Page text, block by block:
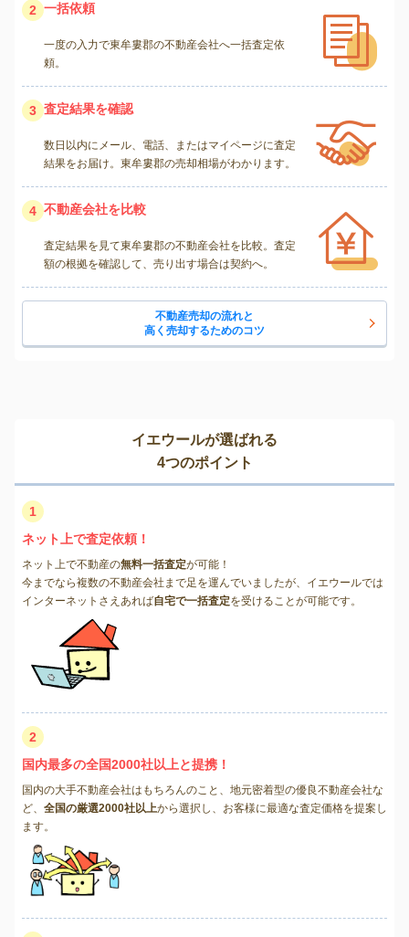
2 一括依頼
一度の入力で東牟婁郡の不動産会社へ一括査定依
頼。
3 査定結果を確認
数日以内にメール、電話、またはマイページに査定
結果をお届け。東牟婁郡の売却相場がわかります。
4 不動産会社を比較
査定結果を見て東牟婁郡の不動産会社を比較。査定
額の根拠を確認して、売り出す場合は契約へ。
不動産売却の流れと
高く売却するためのコツ
イエウールが選ばれる
4つのポイント
1
ネット上で査定依頼！
ネット上で不動産の無料一括査定が可能！
今までなら複数の不動産会社まで足を運んでいましたが、イエウールでは
インターネットさえあれば自宅で一括査定を受けることが可能です。
2
国内最多の全国2000社以上と提携！
国内の大手不動産会社はもちろんのこと、地元密着型の優良不動産会社な
ど、 全国の厳選2000社以上から選択し、お客様に最適な査定価格を提案し
ます。